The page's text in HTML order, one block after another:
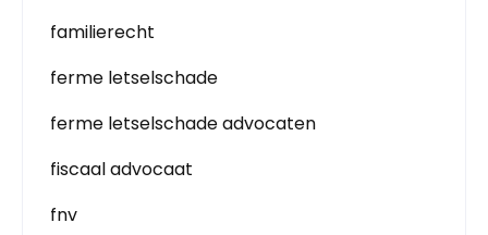
familierecht
ferme letselschade
ferme letselschade advocaten
fiscaal advocaat
fnv